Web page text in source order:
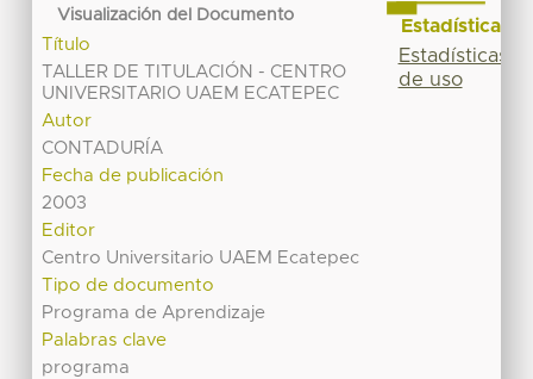
Visualización del Documento
Título
TALLER DE TITULACIÓN - CENTRO
UNIVERSITARIO UAEM ECATEPEC
Autor
CONTADURÍA
Fecha de publicación
2003
Editor
Centro Universitario UAEM Ecatepec
Tipo de documento
Programa de Aprendizaje
Palabras clave
programa
Estadísticas
Estadísticas
de uso